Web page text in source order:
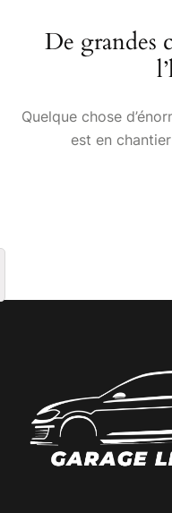
De grandes
Quelque chose
est en